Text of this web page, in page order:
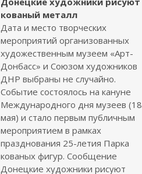
кованый металл
Дата и место творческих
мероприятий организованных
художественным музеем «Арт-
Донбасс» и Союзом художников
ДНР выбраны не случайно.
Событие состоялось на кануне
Международного дня музеев (18
мая) и стало первым публичным
мероприятием в рамках
празднования 25-летия Парка
кованых фигур. Сообщение
Донецкие художники рисуют